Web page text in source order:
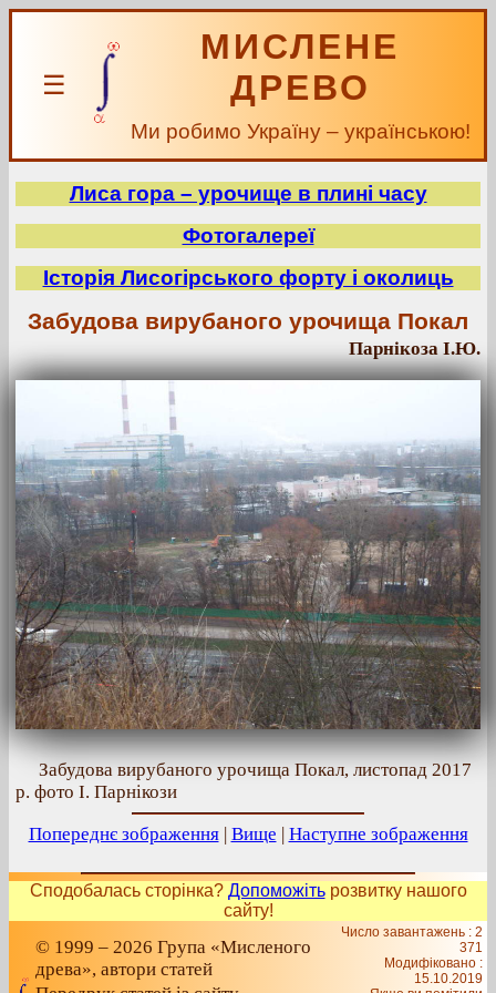
☰
МИСЛЕНЕ
ДРЕВО
Ми робимо Україну – українською!
Лиса гора – урочище в плині часу
Фотогалереї
Історія Лисогірського форту і околиць
Забудова вирубаного урочища Покал
Парнікоза І.Ю.
Забудова вирубаного урочища Покал, листопад 2017
р. фото І. Парнікози
Попереднє зображення| Вище | Наступне зображення
Сподобалась сторінка? Допоможітьрозвитку нашого
сайту!
© 1999 – 2026 Група «Мисленого
древа», автори статей
Число завантажень : 2
371
Модифіковано :
15.10.2019